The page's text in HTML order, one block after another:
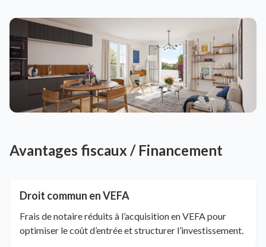
Avantages fiscaux / Financement
Droit commun en VEFA
Frais de notaire réduits à l’acquisition en VEFA pour
optimiser le coût d’entrée et structurer l’investissement.